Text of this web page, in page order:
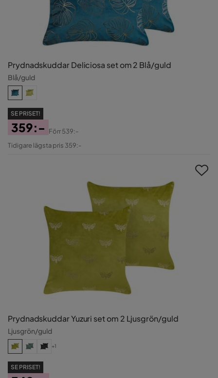
Prydnadskuddar Deliciosa set om 2 Blå/guld
Blå/guld
SE PRISET!
Pris
359:-
Original
Förr539:-
Tidigare lägsta pris 359:-
Prydnadskuddar Yuzuri set om 2 Ljusgrön/guld
Ljusgrön/guld
+1
SE PRISET!